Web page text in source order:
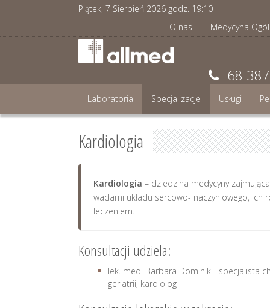
Piątek, 7 Sierpień 2026 godz. 19:10
O nas
Medycyna
68
Laboratoria Specjalizacje Usługi
Kardiologia
Kardiologia – dziedzina medycyny
wadami układu sercowo- naczyniowego, ich
leczeniem.
Konsultacji udziela:
lek. med. Barbara Dominik - specjalista
geriatrii, kardiolog